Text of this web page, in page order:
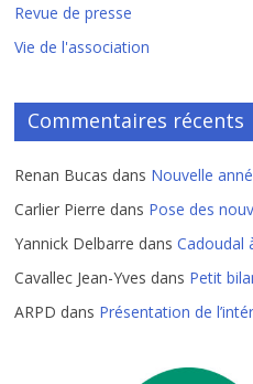
Revue de presse
Vie de l'association
Commentaires récents
Renan Bucas dans Nouvelle
Carlier Pierre dans Pose des
Yannick Delbarre dansCadoudal
Cavallec Jean-Yves dans Petit
ARPD dans Présentation de